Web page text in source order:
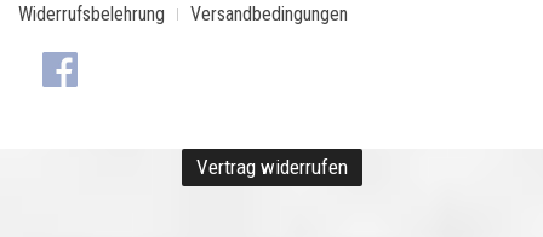
Widerrufsbelehrung
Versandbedingungen
Vertrag widerrufen